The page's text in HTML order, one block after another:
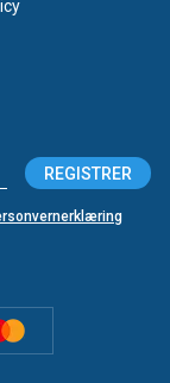
REGISTRER